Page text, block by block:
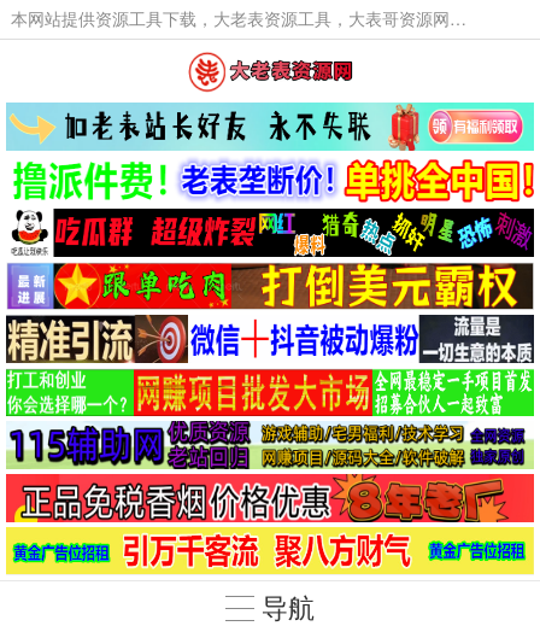
本网站提供资源工具下载，大老表资源工具，大表哥资源网软件工具，大老表资源下载，活动线报福利资源分享,活动线报，大型网游经典游戏，网络热门技术游戏辅助交流与分享。
导航